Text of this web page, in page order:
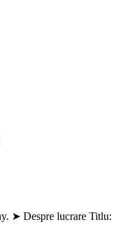
➤ Despre lucrare Titlu: